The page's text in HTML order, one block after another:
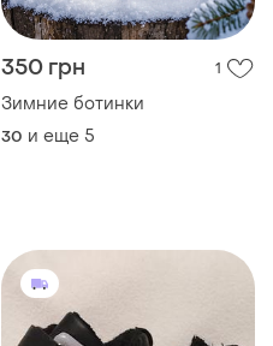
350 грн 1
Зимние ботинки
30 и еще 5